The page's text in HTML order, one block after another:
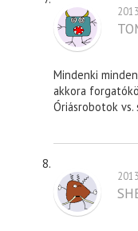
Mindenki
akkora
Óriásrobotok vs.